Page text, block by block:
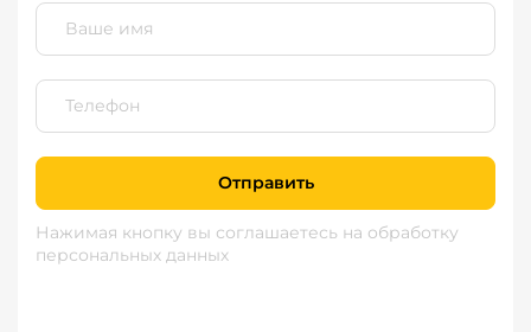
Отправить
Нажимая кнопку вы соглашаетесь на обработку
персональных данных